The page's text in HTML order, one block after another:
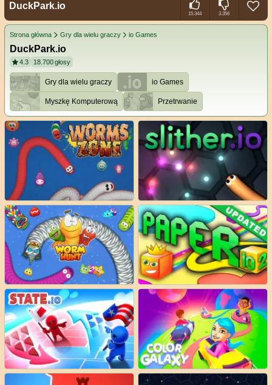
DuckPark.io
15.344 3.356
Strona główna Gry dla wielu graczy io Games
DuckPark.io
4.3 18.700głosy
Gry dla wielu graczy io Games
Myszkę Komputerową Przetrwanie